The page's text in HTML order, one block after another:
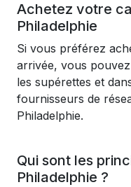
Achetez votre
Philadelphie
Si vous préférez
arrivée, vous
les supérettes et
fournisseurs de
Philadelphie.
Qui sont les
Philadelphie ?